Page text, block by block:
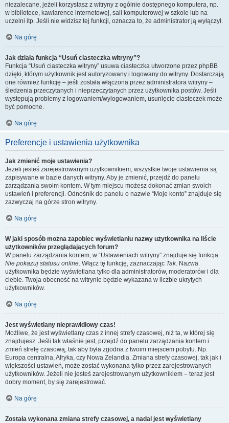
niezalecane, jeżeli korzystasz z witryny z ogólnie dostępnego komputera, np.
w bibliotece, kawiarence internetowej, sali komputerowej w szkole lub na
uczelni itp. Jeśli nie widzisz tej funkcji, oznacza to, że administrator ją wyłączył.
Na górę
Jak działa funkcja “Usuń ciasteczka witryny”?
Funkcja “Usuń ciasteczka witryny” usuwa ciasteczka utworzone przez phpBB
dzięki, którym użytkownik jest autoryzowany i logowany do witryny. Dostarczają
one również funkcję – jeśli została włączona przez administratora witryny –
śledzenia przeczytanych i nieprzeczytanych przez użytkownika postów. Jeśli
występują problemy z logowaniem/wylogowaniem, usunięcie ciasteczek może
być pomocne.
Na górę
Preferencje i ustawienia użytkownika
Jak zmienić moje ustawienia?
Jeżeli jesteś zarejestrowanym użytkownikiem, wszystkie twoje ustawienia są
zapisywane w bazie danych witryny. Aby je zmienić, przejdź do panelu
zarządzania swoim kontem. W tym miejscu możesz dokonać zmian swoich
ustawień i preferencji. Odnośnik do panelu o nazwie “Moje konto” znajduje się
zazwyczaj na górze stron witryny.
Na górę
W jaki sposób można zapobiec wyświetlaniu nazwy użytkownika na liście
użytkowników przeglądających forum?
W panelu zarządzania kontem, w “Ustawieniach witryny” znajduje się funkcja
Nie pokazuj statusu online. Włącz tę funkcję, zaznaczając Tak. Nazwa
użytkownika będzie wyświetlana tylko dla administratorów, moderatorów i dla
ciebie. Twoja obecność na witrynie będzie wykazana w liczbie ukrytych
użytkowników.
Na górę
Jest wyświetlany nieprawidłowy czas!
Możliwe, że jest wyświetlany czas z innej strefy czasowej, niż ta, w której się
znajdujesz. Jeśli tak właśnie jest, przejdź do panelu zarządzania kontem i
zmień strefę czasową, tak aby była zgodna z twoim miejscem pobytu. Np.
Europa centralna, Afryka, czy Nowa Zelandia. Zmiana strefy czasowej, tak jak i
większości ustawień, może zostać wykonana tylko przez zarejestrowanych
użytkowników. Jeżeli nie jesteś zarejestrowanym użytkownikiem – teraz jest
dobry moment, by się zarejestrować.
Na górę
Została wykonana zmiana strefy czasowej, a nadal jest wyświetlany